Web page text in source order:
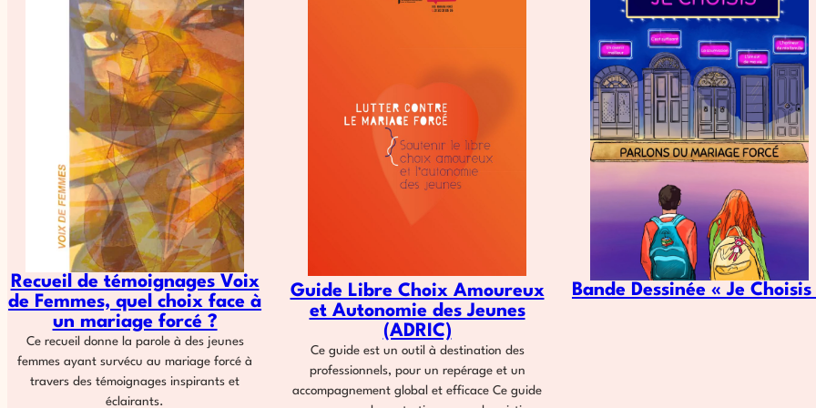
Recueil de témoignages Voix
de Femmes, quel choix face à
un mariage forcé ?
Ce recueil donne la parole à des jeunes
femmes ayant survécu au mariage forcé à
travers des témoignages inspirants et
éclairants.
Guide Libre Choix Amoureux
et Autonomie des Jeunes
(ADRIC)
Ce guide est un outil à destination des
professionnels, pour un repérage et un
accompagnement global et efficace Ce guide
Bande Dessinée « Je Choisis